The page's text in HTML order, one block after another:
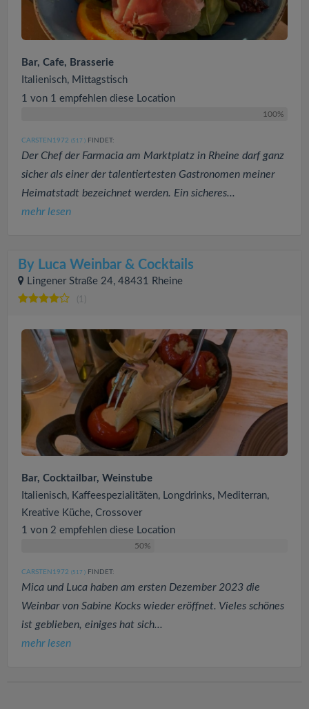
Bar, Cafe, Brasserie
Italienisch, Mittagstisch
1 von 1 empfehlen diese Location
100%
CARSTEN1972 (517 ) FINDET:
Der Chef der Farmacia am Marktplatz in Rheine darf ganz
sicher als einer der talentiertesten Gastronomen meiner
Heimatstadt bezeichnet werden. Ein sicheres...
mehr lesen
By Luca Weinbar & Cocktails
Lingener Straße 24, 48431 Rheine
(1)
Bar, Cocktailbar, Weinstube
Italienisch, Kaffeespezialitäten, Longdrinks, Mediterran,
Kreative Küche, Crossover
1 von 2 empfehlen diese Location
50%
CARSTEN1972 (517 ) FINDET:
Mica und Luca haben am ersten Dezember 2023 die
Weinbar von Sabine Kocks wieder eröffnet. Vieles schönes
ist geblieben, einiges hat sich...
mehr lesen